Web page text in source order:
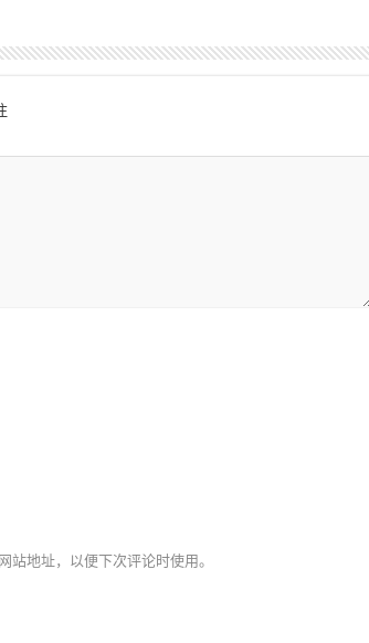
地址，以便下次评论时使用。